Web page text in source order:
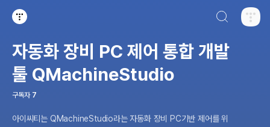
자동화 장비 PC 제어 통합 개발
툴 QMachineStudio
구독자 7
아이씨티는 QMachineStudio라는 자동화 장비 PC기반 제어를 위